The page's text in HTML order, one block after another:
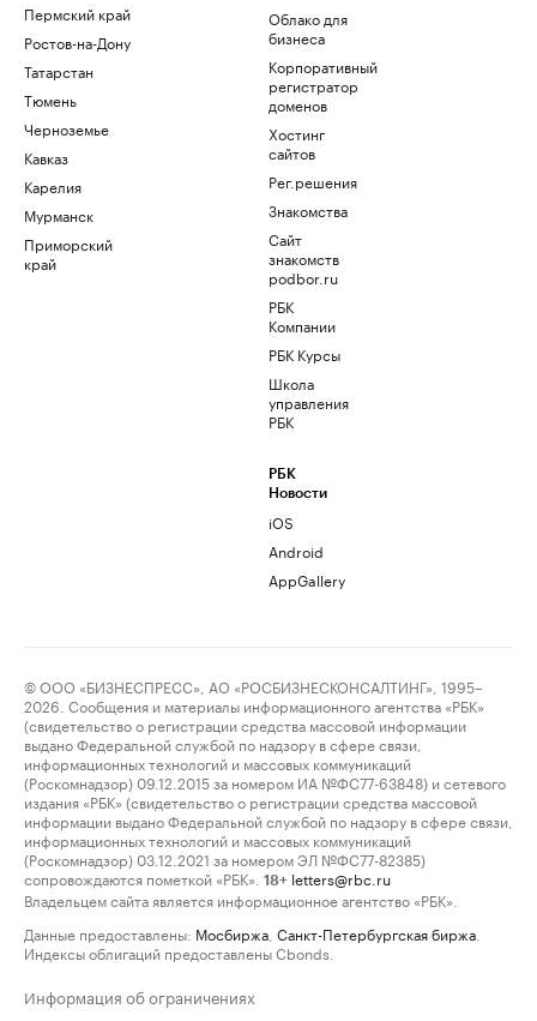
Пермский край
Ростов-на-Дону
Татарстан
Тюмень
Черноземье
Кавказ
Карелия
Мурманск
Приморский
край
Облако для
бизнеса
Корпоративный
регистратор
доменов
Хостинг
сайтов
Рег.решения
Знакомства
Сайт
знакомств
podbor.ru
РБК
Компании
РБК Курсы
Школа
управления
РБК
РБК
Новости
iOS
Android
AppGallery
© ООО «БИЗНЕСПРЕСС», АО «РОСБИЗНЕСКОНСАЛТИНГ», 1995–
2026. Сообщения и материалы информационного агентства «РБК»
(свидетельство о регистрации средства массовой информации
выдано Федеральной службой по надзору в сфере связи,
информационных технологий и массовых коммуникаций
(Роскомнадзор) 09.12.2015 за номером ИА №ФС77-63848) и сетевого
издания «РБК» (свидетельство о регистрации средства массовой
информации выдано Федеральной службой по надзору в сфере связи,
информационных технологий и массовых коммуникаций
(Роскомнадзор) 03.12.2021 за номером ЭЛ №ФС77-82385)
сопровождаются пометкой «РБК».
18+ letters@rbc.ru
Владельцем сайта является информационное агентство «РБК».
Данные предоставлены: Мосбиржа Санкт-Петербургская биржа
Индексы облигаций предоставлены Cbonds.
Информация об ограничениях